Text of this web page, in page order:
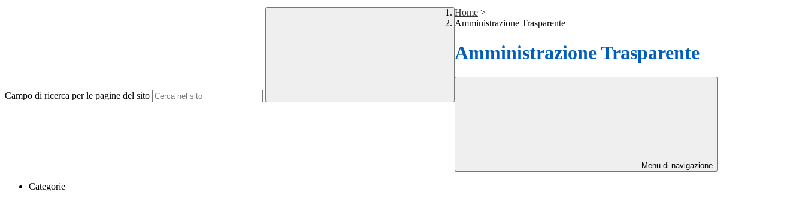
Campo di ricerca per le pagine del sito
Home >
Amministrazione Trasparente
Amministrazione Trasparente
Menu di navigazione
Categorie